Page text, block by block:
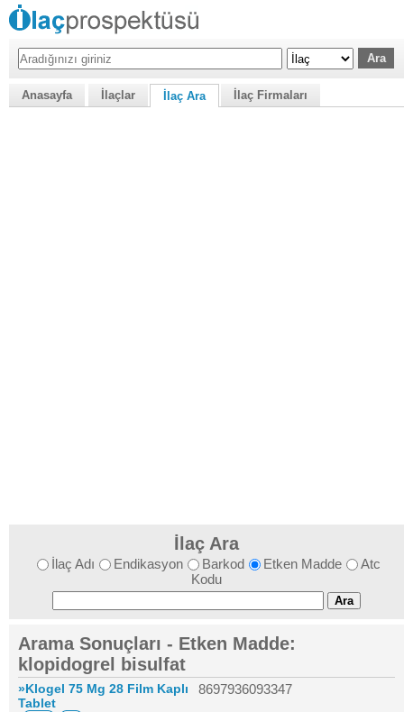
Anasayfa İlaçlar İlaç Ara İlaç Firmaları
İlaç Ara
İlaç Adı Endikasyon Barkod Etken Madde
Atc
Kodu
Arama Sonuçları - Etken Madde:
klopidogrel bisulfat
»Klogel 75 Mg 28 Film Kaplı
Tablet
8697936093347